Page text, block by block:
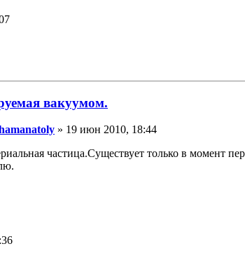
вакуумом.
» 19 июн 2010, 18:44
частица.Существует только в момент